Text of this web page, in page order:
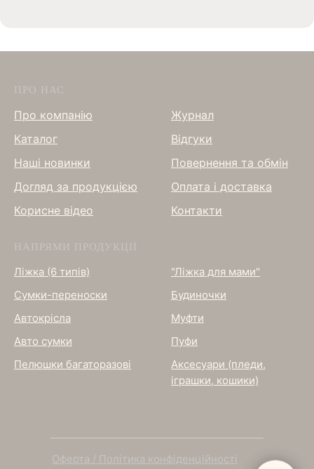
ПРО НАС
Про компанію
Каталог
Нашi новинки
Догляд за продукцією
Корисне відео
Журнал
Відгуки
Повернення та обмін
Оплата і доставка
Контакти
НАПРЯМИ ПРОДУКЦІЇ
Ліжка (6 типів)
Сумки-переноски
Автокрісла
Авто сумки
Пелюшки багаторазові
"Ліжка для мами"
Будиночки
Муфти
Пуфи
Аксесуари (пледи,
іграшки, кошики)
Оферта / Політика конфіденційності